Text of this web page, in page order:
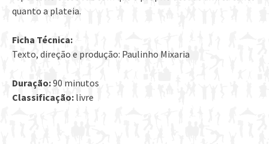
quanto a plateia.
Ficha Técnica:
Texto, direção e produção: Paulinho Mixaria
Duração:90 minutos
Classificação: livre